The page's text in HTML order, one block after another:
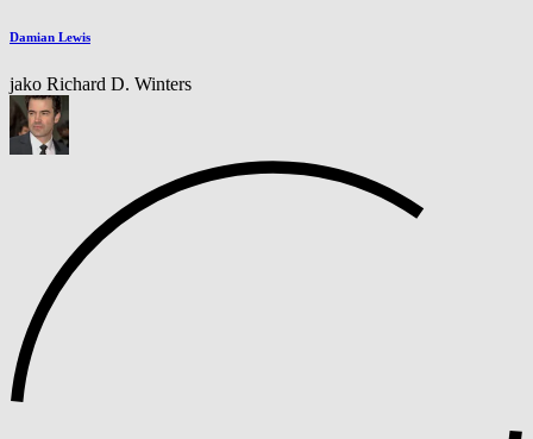
Damian Lewis
jako Richard D. Winters